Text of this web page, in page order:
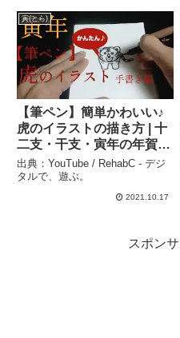
寅(とら)
【筆ペン】簡単かわいい♪
虎のイラストの描き方 | 十
二支・干支・寅年の年賀状
デザイン – RehabC – デジ
タルで、遊ぶ。
出典：YouTube / RehabC - デジ
タルで、遊ぶ。
2021.10.17
スポン